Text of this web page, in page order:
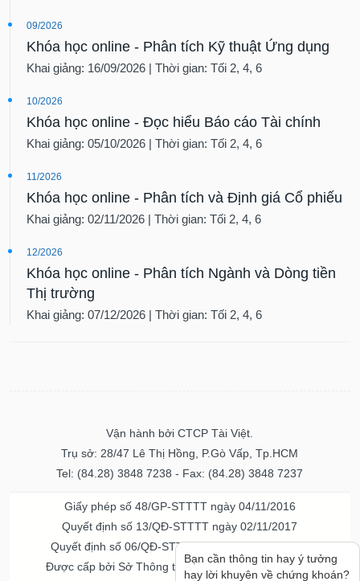
09/2026
Khóa học online - Phân tích Kỹ thuật Ứng dụng
Khai giảng: 16/09/2026 | Thời gian: Tối 2, 4, 6
10/2026
Khóa học online - Đọc hiểu Báo cáo Tài chính
Khai giảng: 05/10/2026 | Thời gian: Tối 2, 4, 6
11/2026
Khóa học online - Phân tích và Định giá Cổ phiếu
Khai giảng: 02/11/2026 | Thời gian: Tối 2, 4, 6
12/2026
Khóa học online - Phân tích Ngành và Dòng tiền
Thị trường
Khai giảng: 07/12/2026 | Thời gian: Tối 2, 4, 6
Vận hành bởi CTCP Tài Việt.
Trụ sở: 28/47 Lê Thị Hồng, P.Gò Vấp, Tp.HCM
Tel: (84.28) 3848 7238 - Fax: (84.28) 3848 7237
Giấy phép số 48/GP-STTTT ngày 04/11/2016
Quyết định số 13/QĐ-STTTT ngày 02/11/2017
Quyết định số 06/QĐ-STTTT-ICP ngày 20/07/2023
Được cấp bởi Sở Thông tin và Truyền thông TPHCM
Bạn cần thông tin hay ý tưởng
hay lời khuyên về chứng khoán?